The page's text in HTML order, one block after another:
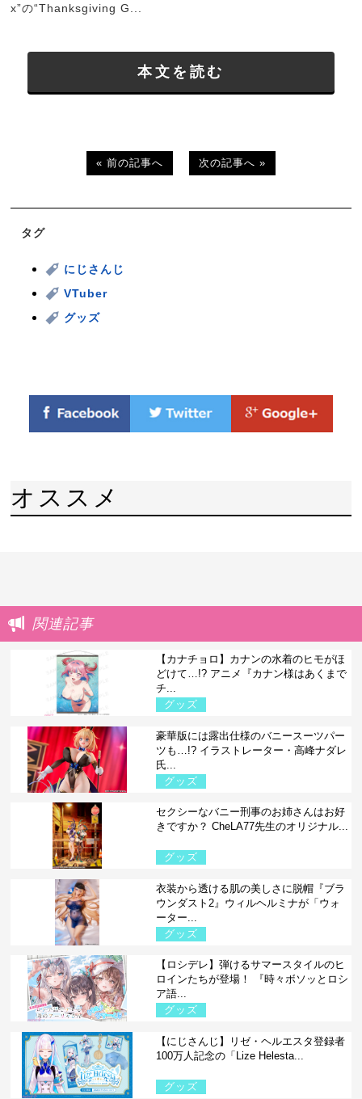
x”の“Thanksgiving G...
本文を読む
« 前の記事へ 次の記事へ »
タグ
にじさんじ
VTuber
グッズ
オススメ
関連記事
【カナチョロ】カナンの水着のヒモがほ
どけて…!? アニメ『カナン様はあくまで
チ...
グッズ
豪華版には露出仕様のバニースーツパー
ツも…!? イラストレーター・高峰ナダレ
氏...
グッズ
セクシーなバニー刑事のお姉さんはお好
きですか？ CheLA77先生のオリジナル...
グッズ
衣装から透ける肌の美しさに脱帽『ブラ
ウンダスト2』ウィルヘルミナが「ウォ
ーター...
グッズ
【ロシデレ】弾けるサマースタイルのヒ
ロインたちが登場！ 『時々ボソッとロシ
ア語...
グッズ
【にじさんじ】リゼ・ヘルエスタ登録者
100万人記念の「Lize Helesta...
グッズ